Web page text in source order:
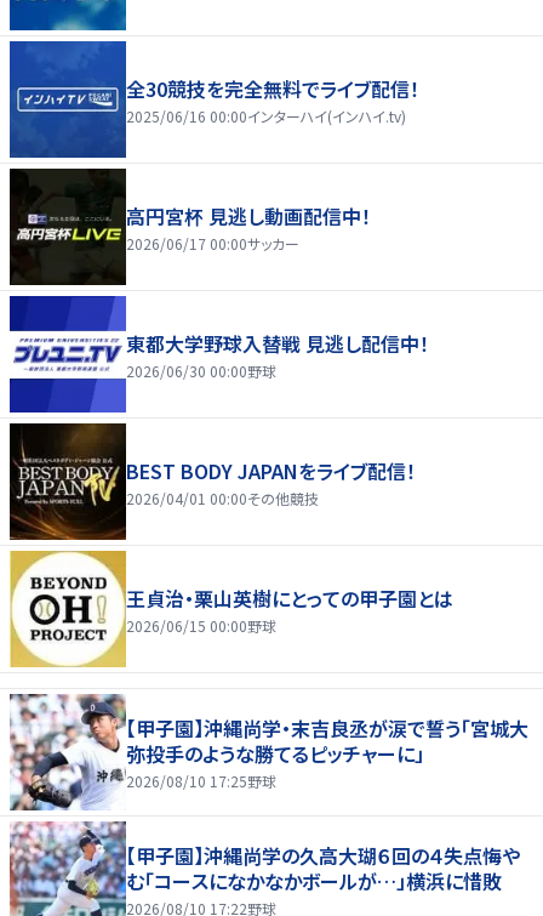
全30競技を完全無料でライブ配信！
2025/06/16 00:00インターハイ(インハイ.tv)
高円宮杯 見逃し動画配信中！
2026/06/17 00:00サッカー
東都大学野球入替戦 見逃し配信中！
2026/06/30 00:00野球
BEST BODY JAPANをライブ配信！
2026/04/01 00:00その他競技
王貞治・栗山英樹にとっての甲子園とは
2026/06/15 00:00野球
【甲子園】沖縄尚学・末吉良丞が涙で誓う「宮城大
弥投手のような勝てるピッチャーに」
2026/08/10 17:25野球
【甲子園】沖縄尚学の久高大瑚６回の４失点悔や
む「コースになかなかボールが…」横浜に惜敗
2026/08/10 17:22野球